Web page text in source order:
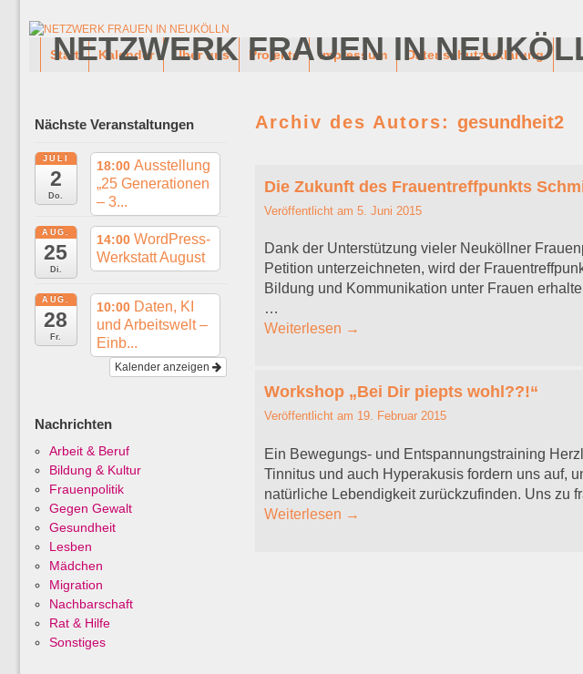
NETZWERK FRAUEN IN
Zum Inhalt wechseln
Zum sekundären Inhalt wechseln
Start Kalender Über uns Projekte Impressum Datenschutzerklärung
Nächste Veranstaltungen
JULI
2
Do.
18:00 Ausstellung
„25 Generationen
– 3...
AUG.
25
Di.
14:00 WordPress-
Werkstatt August
AUG.
28
Fr.
10:00 Daten, KI
und Arbeitswelt –
Einb...
Kalender anzeigen
Nachrichten
Arbeit & Beruf
Bildung & Kultur
Frauenpolitik
Gegen Gewalt
Gesundheit
Lesben
Mädchen
Migration
Nachbarschaft
Rat & Hilfe
Sonstiges
Archiv des Autors: gesundheit2
Die Zukunft des Frauentreffpunkts
Veröffentlicht am 5. Juni 2015
Dank der Unterstützung vieler Neuköllner
Petition unterzeichneten, wird der
Bildung und Kommunikation unter Frauen
…
Weiterlesen →
Workshop „Bei Dir piepts wohl??!“
Veröffentlicht am 19. Februar 2015
Ein Bewegungs- und Entspannungstraining
Tinnitus und auch Hyperakusis fordern uns auf,
natürliche Lebendigkeit zurückzufinden. Uns zu
Weiterlesen →